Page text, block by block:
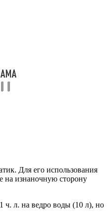
Для его использования
на изнаночную сторону
ч. л. на ведро воды (10 л), но